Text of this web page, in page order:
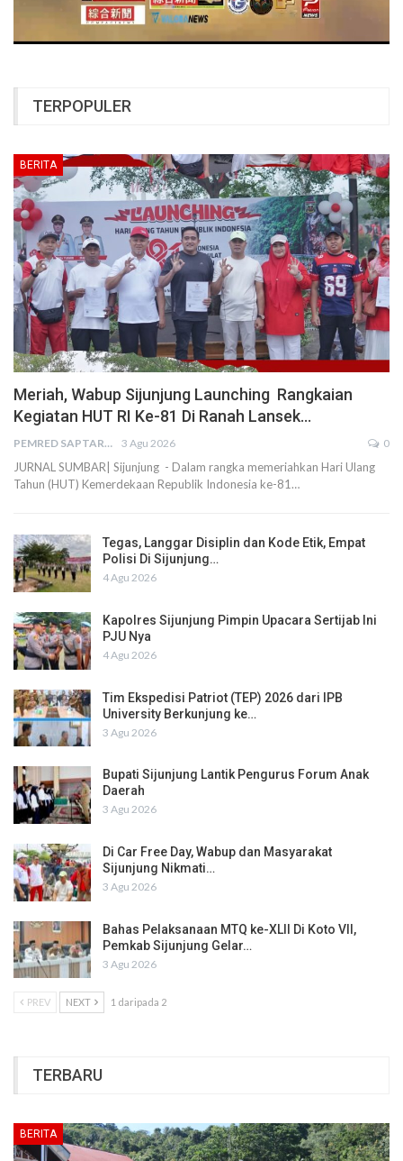
TERPOPULER
BERITA
Meriah, Wabup Sijunjung Launching Rangkaian
Kegiatan HUT RI Ke-81 Di Ranah Lansek…
PEMRED SAPTARIUS 3 Agu 2026 0
JURNAL SUMBAR| Sijunjung - Dalam rangka memeriahkan Hari Ulang
Tahun (HUT) Kemerdekaan Republik Indonesia ke-81…
Tegas, Langgar Disiplin dan Kode Etik, Empat
Polisi Di Sijunjung…
4 Agu 2026
Kapolres Sijunjung Pimpin Upacara Sertijab Ini
PJU Nya
4 Agu 2026
Tim Ekspedisi Patriot (TEP) 2026 dari IPB
University Berkunjung ke…
3 Agu 2026
Bupati Sijunjung Lantik Pengurus Forum Anak
Daerah
3 Agu 2026
Di Car Free Day, Wabup dan Masyarakat
Sijunjung Nikmati…
3 Agu 2026
Bahas Pelaksanaan MTQ ke-XLII Di Koto VII,
Pemkab Sijunjung Gelar…
3 Agu 2026
PREV NEXT 1 daripada 2
TERBARU
BERITA